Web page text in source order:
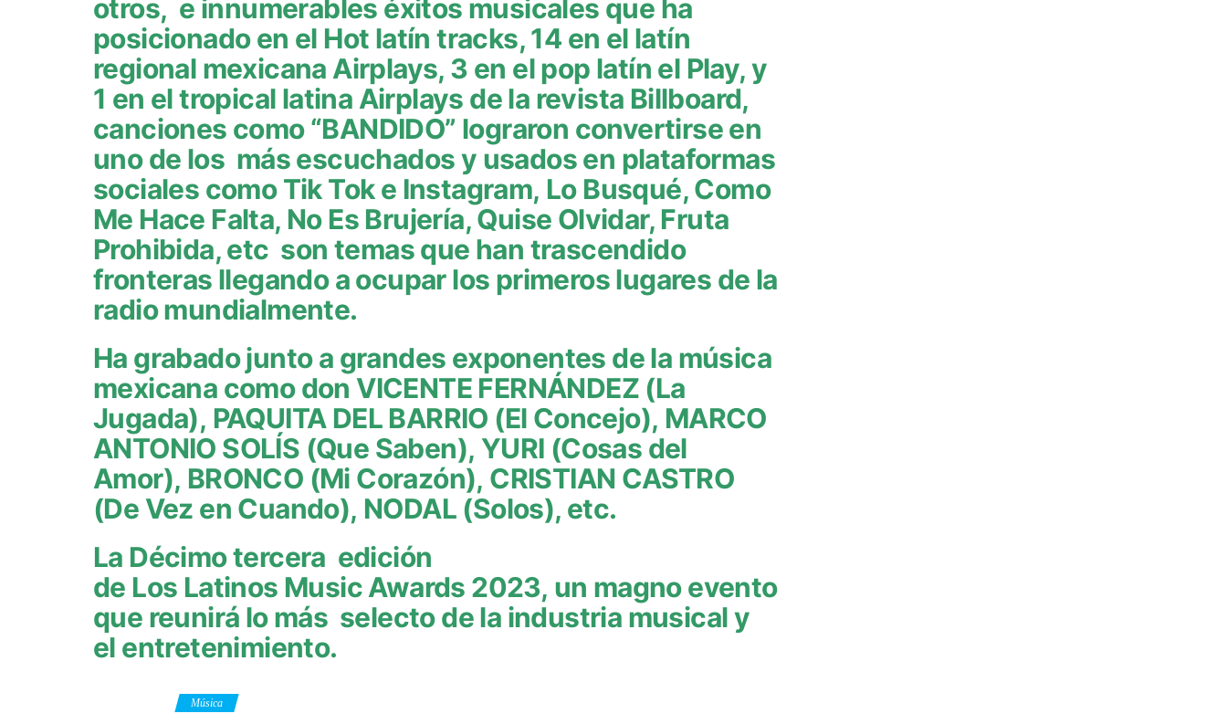
otros, e innumerables éxitos musicales que ha
posicionado en el Hot latín tracks, 14 en el latín
regional mexicana Airplays, 3 en el pop latín el Play, y
1 en el tropical latina Airplays de la revista Billboard,
canciones como “BANDIDO” lograron convertirse en
uno de los más escuchados y usados en plataformas
sociales como Tik Tok e Instagram, Lo Busqué, Como
Me Hace Falta, No Es Brujería, Quise Olvidar, Fruta
Prohibida, etc son temas que han trascendido
fronteras llegando a ocupar los primeros lugares de la
radio mundialmente.
Ha grabado junto a grandes exponentes de la música
mexicana como don VICENTE FERNÁNDEZ (La
Jugada), PAQUITA DEL BARRIO (El Concejo), MARCO
ANTONIO SOLÍS (Que Saben), YURI (Cosas del
Amor), BRONCO (Mi Corazón), CRISTIAN CASTRO
(De Vez en Cuando), NODAL (Solos), etc.
La Décimo tercera edición
de Los Latinos Music Awards 2023, un magno evento
que reunirá lo más selecto de la industria musical y
el entretenimiento.
Música